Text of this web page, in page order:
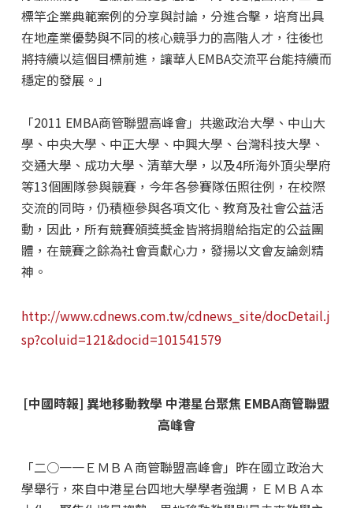
標竿企業典範案例的分享與討論，分進合擊，培育出具
在地產業優勢與不同的核心競爭力的高階人才，往後也
將持續以這個目標前進，讓華人EMBA交流平台能持續而
穩定的發展。」
「2011 EMBA商管聯盟高峰會」共邀政治大學、中山大
學、中央大學、中正大學、中興大學、台灣科技大學、
交通大學、成功大學、清華大學，以及4所海外頂尖學府
等13個團隊參與競賽，今年各參賽隊伍照往例，在校際
交流的同時，仍積極參與各項文化、教育及社會公益活
動，因此，所有競賽頒獎獎金皆將捐贈給指定的公益團
體，在競賽之餘為社會貢獻心力，發揚以文會友論劍精
神。
http://www.cdnews.com.tw/cdnews_site/docDetail.j
sp?coluid=121&docid=101541579
[中國時報] 異地移動教學 中港星台聚焦 EMBA商管聯盟
高峰會
「二○一一ＥＭＢＡ商管聯盟高峰會」昨在國立政治大
學舉行，來自中港星台四地大學學者強調，ＥＭＢＡ本